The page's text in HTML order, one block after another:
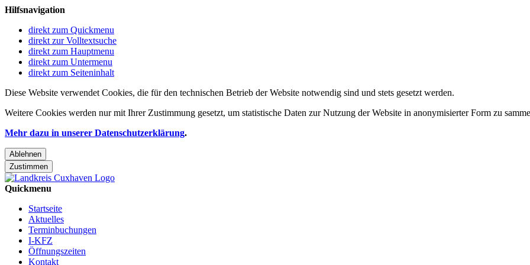
Hilfsnavigation
direkt zum Quickmenu
direkt zur Volltextsuche
direkt zum Hauptmenu
direkt zum Untermenu
direkt zum Seiteninhalt
Diese Website verwendet Cookies, die für den technischen Betrieb der Website notwendig sind und stets gesetzt werden.
Weitere Cookies werden nur mit Ihrer Zustimmung gesetzt, um statistische Daten zur Nutzung der Website in anonymisierter Form zu
Mehr dazu in unserer Datenschutzerklärung.
Ablehnen
Zustimmen
Quickmenu
Startseite
Aktuelles
Terminbuchungen
I-KFZ
Öffnungszeiten
Kontakt